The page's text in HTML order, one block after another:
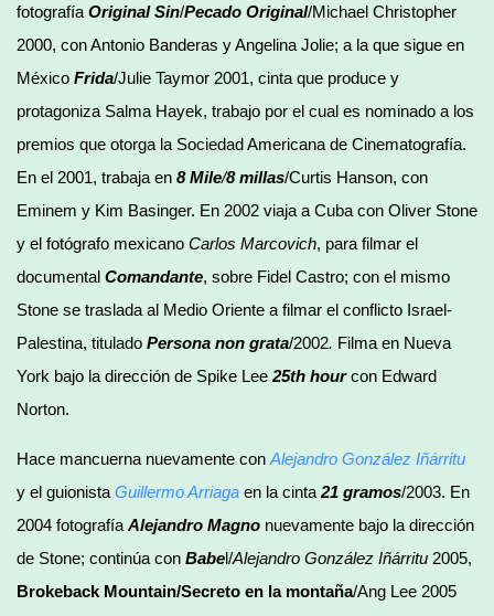
fotografía Original Sin/Pecado Original/Michael Christopher
2000, con Antonio Banderas y Angelina Jolie; a la que sigue en
México Frida/Julie Taymor 2001, cinta que produce y
protagoniza Salma Hayek, trabajo por el cual es nominado a los
premios que otorga la Sociedad Americana de Cinematografía.
En el 2001, trabaja en 8 Mile/8 millas/Curtis Hanson, con
Eminem y Kim Basinger. En 2002 viaja a Cuba con Oliver Stone
y el fotógrafo mexicano Carlos Marcovich, para filmar el
documental Comandante, sobre Fidel Castro; con el mismo
Stone se traslada al Medio Oriente a filmar el conflicto Israel-
Palestina, titulado Persona non grata/2002. Filma en Nueva
York bajo la dirección de Spike Lee 25th hourcon Edward
Norton.
Hace mancuerna nuevamente con Alejandro González Iñárritu
y el guionista Guillermo Arriaga en la cinta 21 gramos/2003. En
2004 fotografía Alejandro Magno nuevamente bajo la dirección
de Stone; continúa con Babel/Alejandro González Iñárritu 2005,
Brokeback Mountain/Secreto en la montaña/Ang Lee 2005